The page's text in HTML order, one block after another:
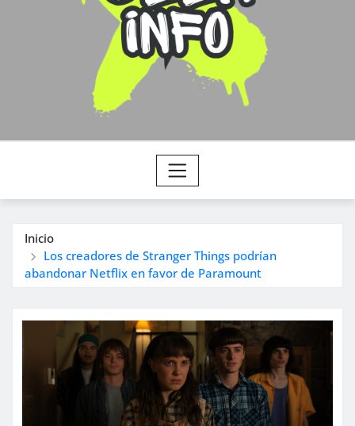
Inicio
Los creadores de Stranger Things podrían
abandonar Netflix en favor de Paramount